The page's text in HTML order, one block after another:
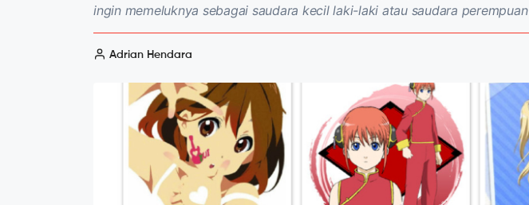
ingin memeluknya sebagai saudara kecil laki-laki atau saudara perempuan
Adrian Hendara